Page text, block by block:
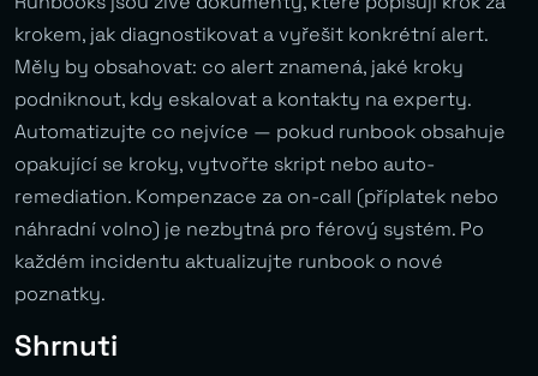
krokem, jak diagnostikovat a vyřešit konkrétní alert.
Měly by obsahovat: co alert znamená, jaké kroky
podniknout, kdy eskalovat a kontakty na experty.
Automatizujte co nejvíce — pokud runbook obsahuje
opakující se kroky, vytvořte skript nebo auto-
remediation. Kompenzace za on-call (příplatek nebo
náhradní volno) je nezbytná pro férový systém. Po
každém incidentu aktualizujte runbook o nové
poznatky.
Shrnuti